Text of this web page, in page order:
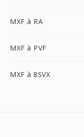
MXF à RA
MXF à PVF
MXF à 8SVX